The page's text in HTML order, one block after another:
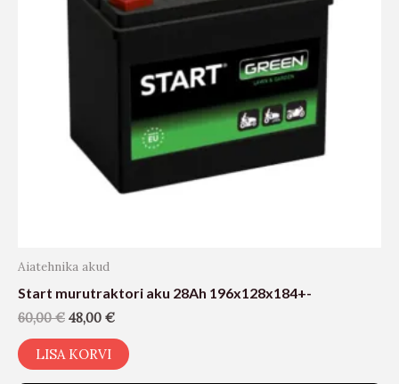
Aiatehnika akud
Start murutraktori aku 28Ah 196x128x184+-
60,00€ 48,00 €
LISA KORVI